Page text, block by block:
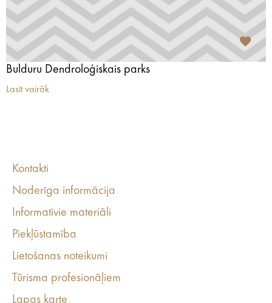
Bulduru Dendroloģiskais parks
Lasīt vairāk
Kontakti
Noderīga informācija
Informatīvie materiāli
Piekļūstamība
Lietošanas noteikumi
Tūrisma profesionāļiem
Lapas karte